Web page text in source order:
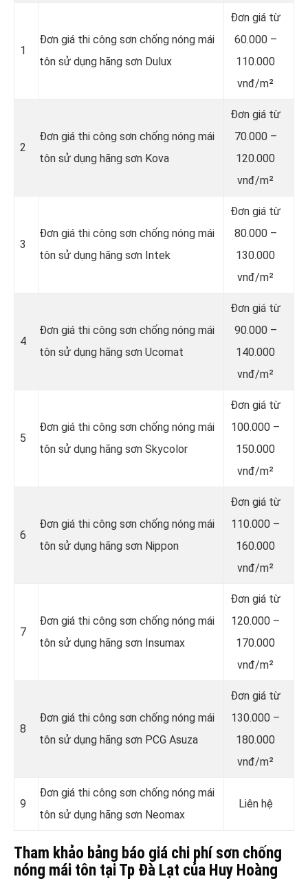
1
Đơn giá thi công sơn chống nóng mái
tôn sử dụng hãng sơn Dulux
Đơn giá từ
60.000 –
110.000
vnđ/m²
2
Đơn giá thi công sơn chống nóng mái
tôn sử dụng hãng sơn Kova
Đơn giá từ
70.000 –
120.000
vnđ/m²
3
Đơn giá thi công sơn chống nóng mái
tôn sử dụng hãng sơn Intek
Đơn giá từ
80.000 –
130.000
vnđ/m²
4
Đơn giá thi công sơn chống nóng mái
tôn sử dụng hãng sơn Ucomat
Đơn giá từ
90.000 –
140.000
vnđ/m²
5
Đơn giá thi công sơn chống nóng mái
tôn sử dụng hãng sơn Skycolor
Đơn giá từ
100.000 –
150.000
vnđ/m²
6
Đơn giá thi công sơn chống nóng mái
tôn sử dụng hãng sơn Nippon
Đơn giá từ
110.000 –
160.000
vnđ/m²
7
Đơn giá thi công sơn chống nóng mái
tôn sử dụng hãng sơn Insumax
Đơn giá từ
120.000 –
170.000
vnđ/m²
8
Đơn giá thi công sơn chống nóng mái
tôn sử dụng hãng sơn PCG Asuza
Đơn giá từ
130.000 –
180.000
vnđ/m²
9
Đơn giá thi công sơn chống nóng mái
tôn sử dụng hãng sơn Neomax
Liên hệ
Tham khảo bảng báo giá chi phí sơn chống
nóng mái tôn tại Tp Đà Lạt của Huy Hoàng